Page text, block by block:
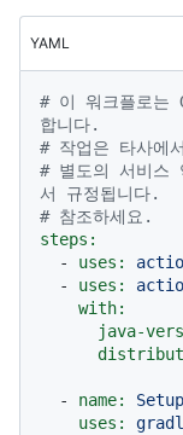
YAML
# 이 워크플로는
합니다.
# 작업은 타사에
# 별도의 서비스
서 규정됩니다.
# 참조하세요.
steps:
-
uses:
-
uses:
with:
java-
- name: Setup
uses: